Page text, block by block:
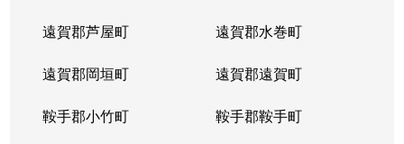
遠賀郡芦屋町 遠賀郡水巻町
遠賀郡岡垣町 遠賀郡遠賀町
鞍手郡小竹町 鞍手郡鞍手町